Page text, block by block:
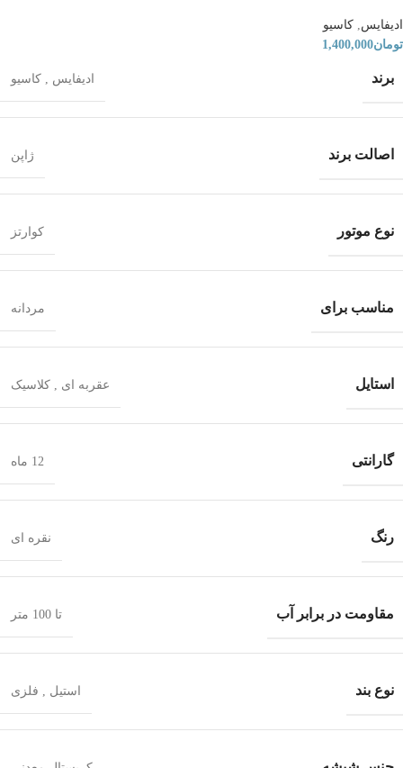
ادیفایس, کاسیو
تومان1,400,000
برند ادیفایس , کاسیو
اصالت برند ژاپن
نوع موتور کوارتز
مناسب برای مردانه
استایل عقربه ای , کلاسیک
گارانتی 12 ماه
رنگ نقره ای
مقاومت در برابر آب تا 100 متر
نوع بند استیل , فلزی